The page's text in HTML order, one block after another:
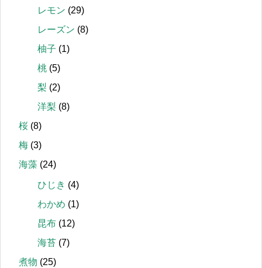
レモン (29)
レーズン (8)
柚子 (1)
桃 (5)
梨 (2)
洋梨 (8)
桜 (8)
梅 (3)
海藻 (24)
ひじき (4)
わかめ (1)
昆布 (12)
海苔 (7)
煮物 (25)